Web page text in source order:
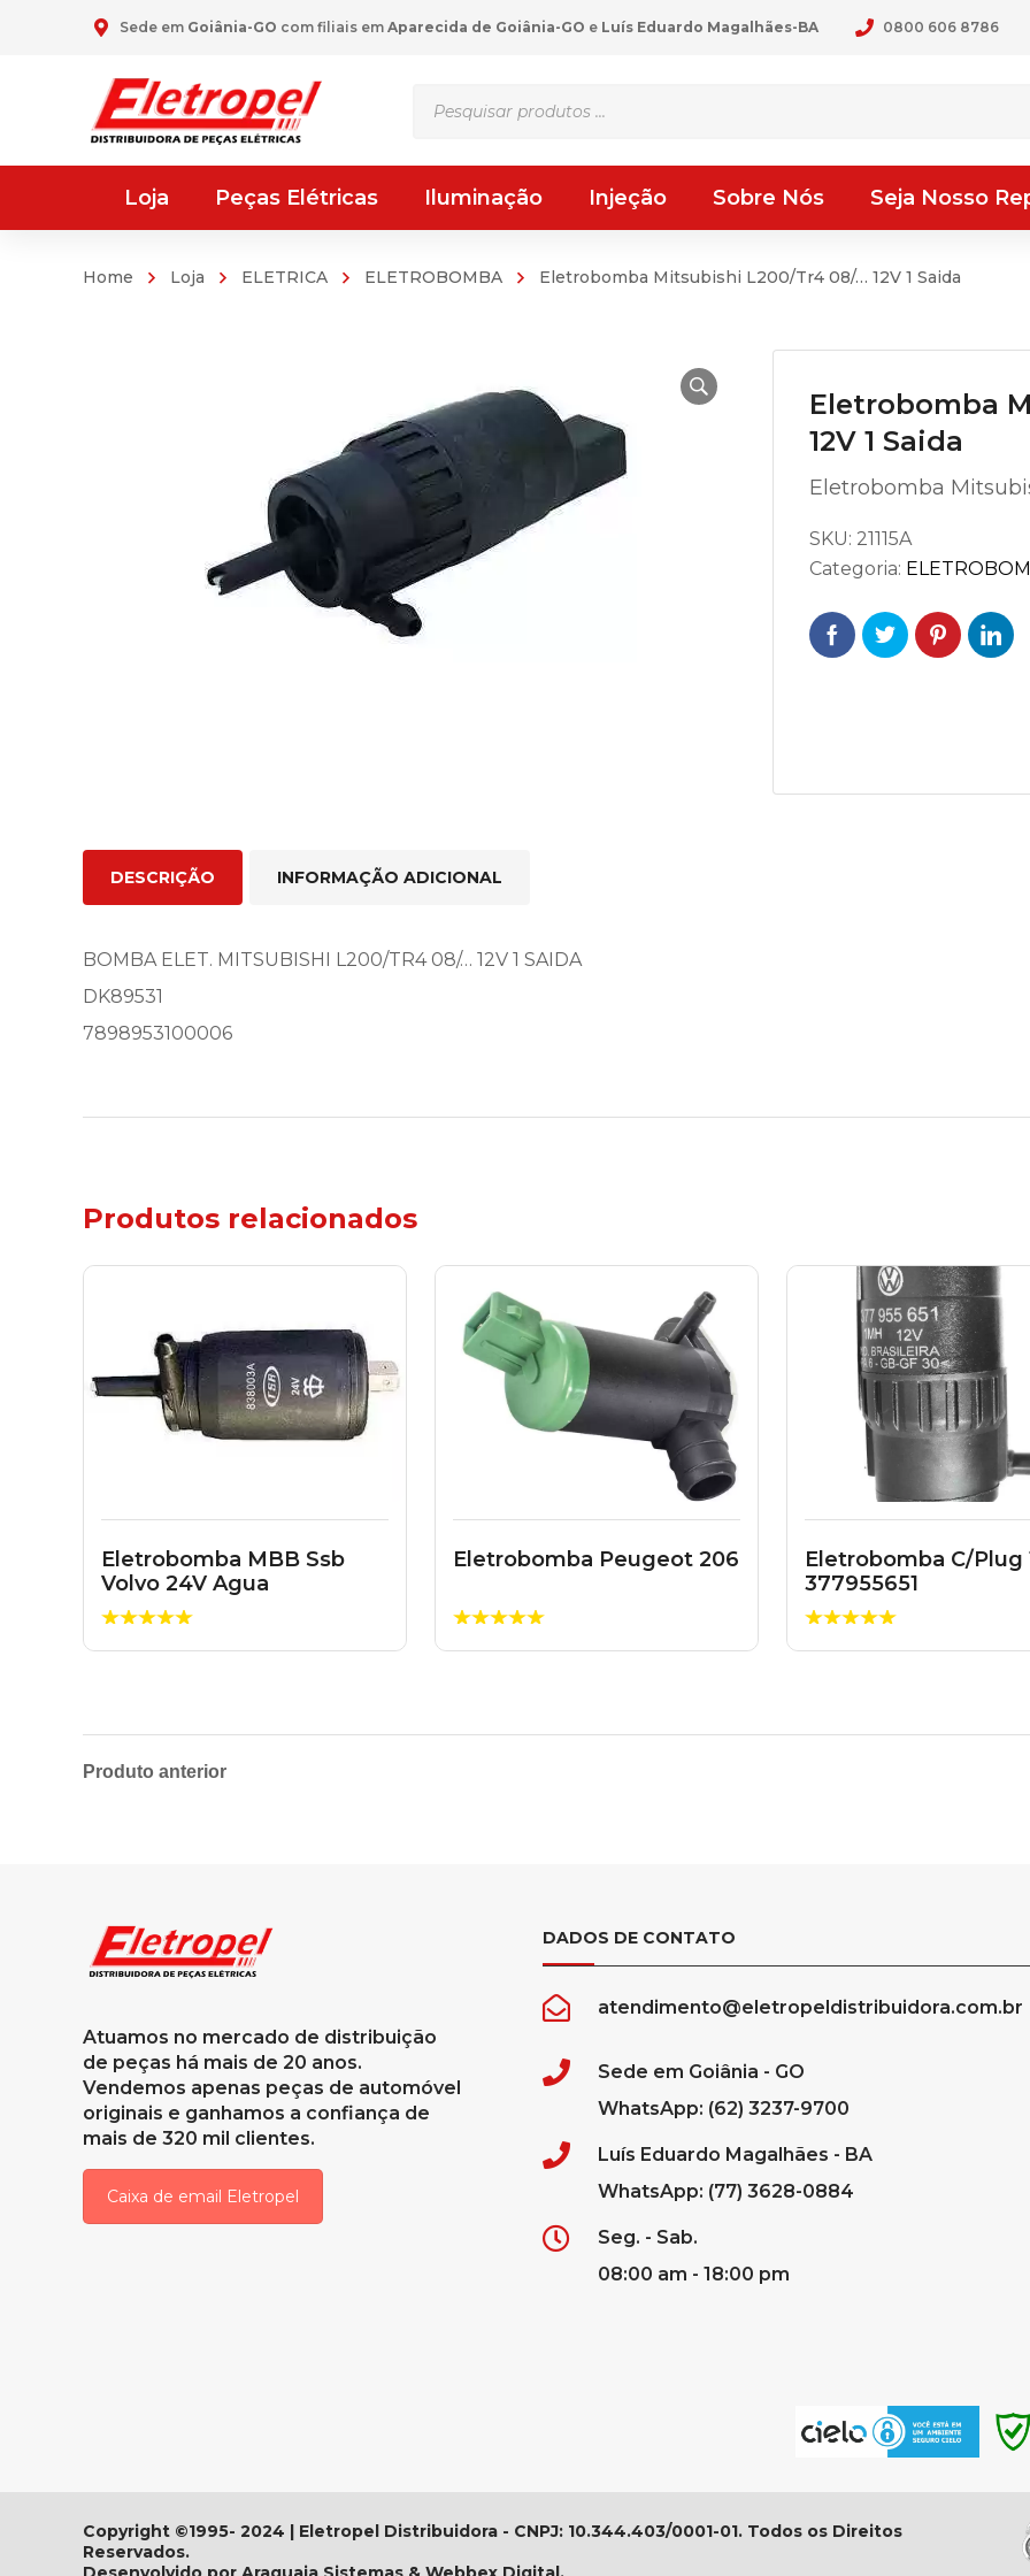
Sede em Goiânia-GO com filiais em Aparecida de Goiânia-GO e Luís Eduardo Magalhães-BA 0800 606 8786
Loja Peças Elétricas Iluminação Injeção Sobre Nós Seja Nosso
Home Loja ELETRICA ELETROBOMBA Eletrobomba Mitsubishi L200/Tr4 08/… 12V 1 Saida
Eletrobomba
12V 1 Saida
Eletrobomba
SKU: 21115A
Categoria:
DESCRIÇÃO INFORMAÇÃO ADICIONAL
BOMBA ELET. MITSUBISHI L200/TR4 08/… 12V 1 SAIDA
DK89531
7898953100006
Produtos relacionados
Eletrobomba MBB Ssb
Volvo 24V Agua
Eletrobomba Peugeot 206
Eletrobomba C/Plug
377955651
Produto anterior
Atuamos no mercado de distribuição
de peças há mais de 20 anos.
Vendemos apenas peças de automóvel
originais e ganhamos a confiança de
mais de 320 mil clientes.
Caixa de email Eletropel
DADOS DE CONTATO
atendimento@eletropeldistribuidora.com.br
Sede em Goiânia - GO
WhatsApp: (62) 3237-9700
Luís Eduardo Magalhães - BA
WhatsApp: (77) 3628-0884
Seg. - Sab.
08:00 am - 18:00 pm
Copyright ©1995- 2024 | Eletropel Distribuidora - CNPJ: 10.344.403/0001-01. Todos os Direitos
Reservados.